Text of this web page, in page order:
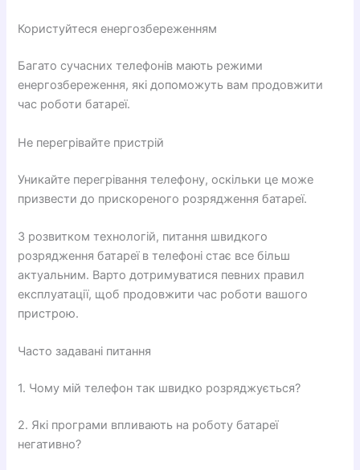
Користуйтеся енергозбереженням
Багато сучасних телефонів мають режими
енергозбереження, які допоможуть вам продовжити
час роботи батареї.
Не перегрівайте пристрій
Уникайте перегрівання телефону, оскільки це може
призвести до прискореного розрядження батареї.
З розвитком технологій, питання швидкого
розрядження батареї в телефоні стає все більш
актуальним. Варто дотримуватися певних правил
експлуатації, щоб продовжити час роботи вашого
пристрою.
Часто задавані питання
1. Чому мій телефон так швидко розряджується?
2. Які програми впливають на роботу батареї
негативно?